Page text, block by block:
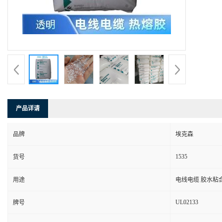
产品详请
品牌 埃克森
货号 1535
用途 电线电缆 胶水粘
牌号 UL02133